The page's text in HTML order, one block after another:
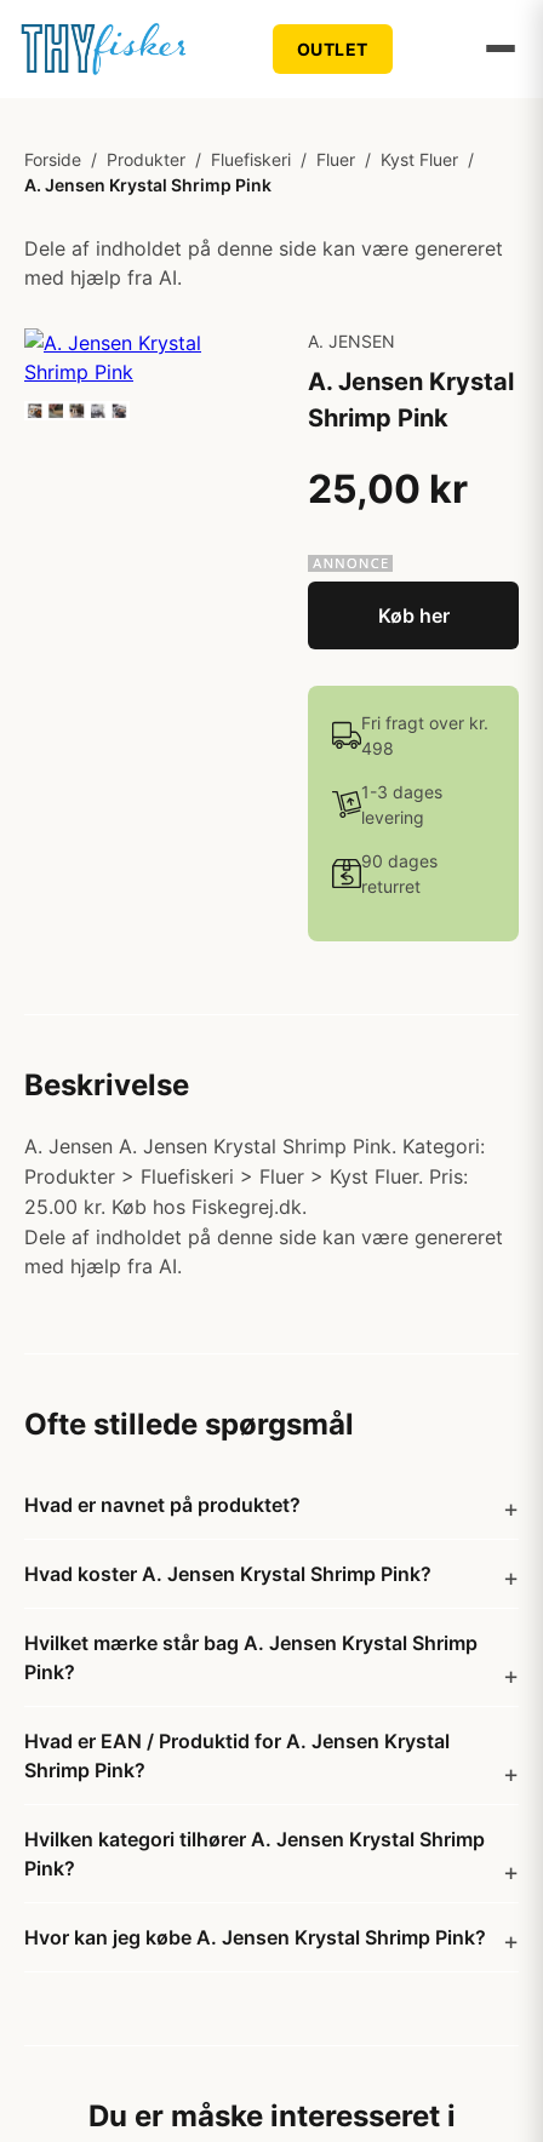
OUTLET
Forside / Produkter / Fluefiskeri / Fluer / Kyst Fluer /
A. Jensen Krystal Shrimp Pink
Dele af indholdet på denne side kan være genereret
med hjælp fra AI.
A. JENSEN
A. Jensen Krystal
Shrimp Pink
25,00 kr
Køb her
Fri fragt over kr.
498
1-3 dages
levering
90 dages
returret
Beskrivelse
A. Jensen A. Jensen Krystal Shrimp Pink. Kategori:
Produkter > Fluefiskeri > Fluer > Kyst Fluer. Pris:
25.00 kr. Køb hos Fiskegrej.dk.
Dele af indholdet på denne side kan være genereret
med hjælp fra AI.
Ofte stillede spørgsmål
Hvad er navnet på produktet?
Hvad koster A. Jensen Krystal Shrimp Pink?
Hvilket mærke står bag A. Jensen Krystal Shrimp
Pink?
Hvad er EAN / Produktid for A. Jensen Krystal
Shrimp Pink?
Hvilken kategori tilhører A. Jensen Krystal Shrimp
Pink?
Hvor kan jeg købe A. Jensen Krystal Shrimp Pink?
Du er måske interesseret i